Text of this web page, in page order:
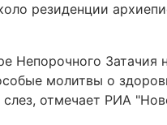
резиденции
Непорочного Затачия
молитвы о
отмечает РИА